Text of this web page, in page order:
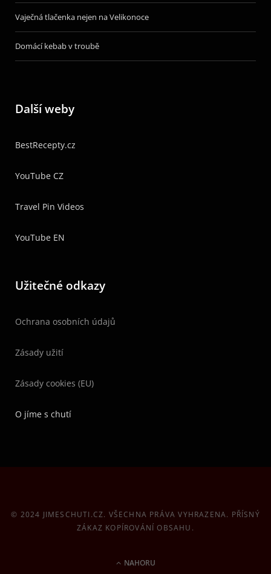
Vaječná tlačenka nejen na Velikonoce
Domácí kebab v troubě
Další weby
BestRecepty.cz
YouTube CZ
Travel Pin Videos
YouTube EN
Užitečné odkazy
Ochrana osobních údajů
Zásady užití
Zásady cookies (EU)
O jíme s chutí
© 2024 JIMESCHUTI.CZ. VŠECHNA PRÁVA VYHRAZENA. PŘÍSNÝ
ZÁKAZ KOPÍROVÁNÍ OBSAHU.
NAHORU